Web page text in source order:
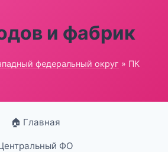
и фабрик
федеральный округ » ПК
🏠 Главная
ФО